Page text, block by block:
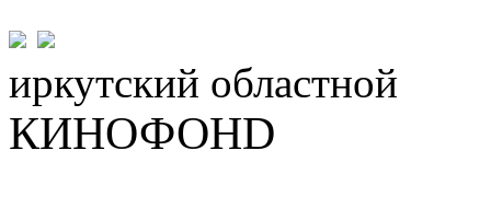
иркутский областной
КИНОФОНD